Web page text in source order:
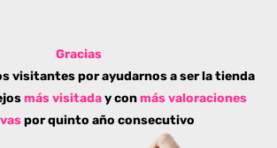
Gracias
visitantes por ayudarnos a ser la tienda
más visitaday conmás valoraciones
por quinto año consecutivo